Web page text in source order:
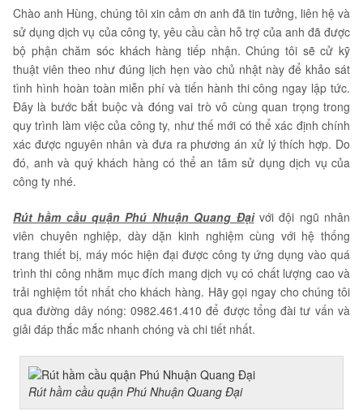
Chào anh Hùng, chúng tôi xin cảm ơn anh đã tin tưởng, liên hệ và
sử dụng dịch vụ của công ty, yêu cầu cần hỗ trợ của anh đã được
bộ phận chăm sóc khách hàng tiếp nhận. Chúng tôi sẽ cử kỹ
thuật viên theo như đúng lịch hẹn vào chủ nhật này để khảo sát
tình hình hoàn toàn miễn phí và tiến hành thi công ngay lập tức.
Đây là bước bắt buộc và đóng vai trò vô cùng quan trọng trong
quy trình làm việc của công ty, như thế mới có thể xác định chính
xác được nguyên nhân và đưa ra phương án xử lý thích hợp. Do
đó, anh và quý khách hàng có thể an tâm sử dụng dịch vụ của
công ty nhé.
Rút hầm cầu quận Phú Nhuận Quang Đạivới đội ngũ nhân
viên chuyên nghiệp, dày dặn kinh nghiệm cùng với hệ thống
trang thiết bị, máy móc hiện đại được công ty ứng dụng vào quá
trình thi công nhằm mục đích mang dịch vụ có chất lượng cao và
trải nghiệm tốt nhất cho khách hàng. Hãy gọi ngay cho chúng tôi
qua đường dây nóng: 0982.461.410 để được tổng đài tư vấn và
giải đáp thắc mắc nhanh chóng và chi tiết nhất.
Rút hầm cầu quận Phú Nhuận Quang Đại